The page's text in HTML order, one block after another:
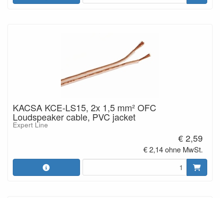
KACSA KCE-LS15, 2x 1,5 mm² OFC
Loudspeaker cable, PVC jacket
Expert Line
€ 2,59
€ 2,14 ohne MwSt.